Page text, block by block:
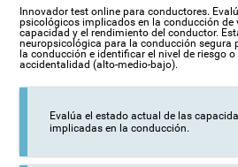
Innovador test online para conductores.
psicológicos implicados en la conducción de
capacidad y el rendimiento del conductor.
neuropsicológica para la conducción segura
la conducción e identificar el nivel de riesgo
accidentalidad (alto-medio-bajo).
Evalúa el estado actual de las
implicadas en la conducción.